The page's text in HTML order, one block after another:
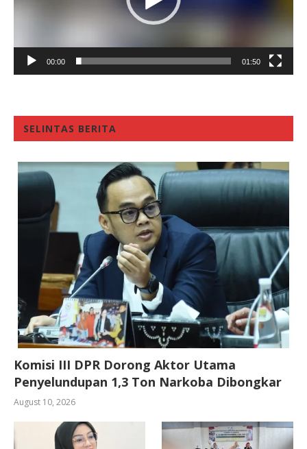
00:00 01:50
SELINTAS BERITA
Komisi III DPR Dorong Aktor Utama
Penyelundupan 1,3 Ton Narkoba Dibongkar
August 10, 2026